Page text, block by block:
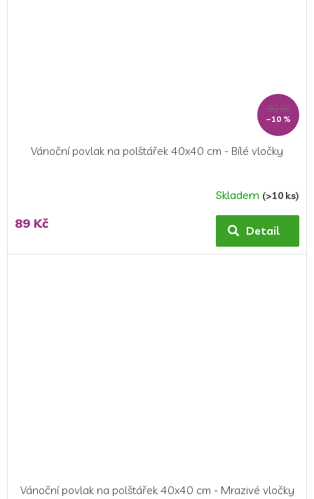
99 Kč
–10 %
Vánoční povlak na polštářek 40x40 cm - Bílé vločky
produktu
Skladem (>10 ks)
89 Kč Detail
Vánoční povlak na polštářek 40x40 cm - Mrazivé vločky